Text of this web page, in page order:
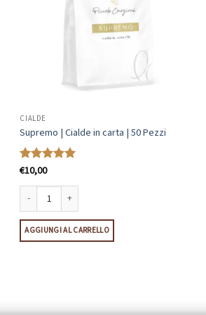
CIALDE
Supremo | Cialde in carta | 50 Pezzi
Valutato
€10,00
Supremo | Cialde in carta | 50 Pezzi quantità
AGGIUNGI AL CARRELLO